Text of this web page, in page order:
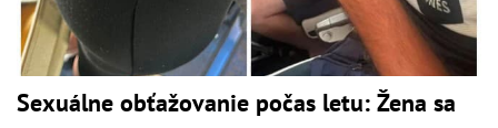
Sexuálne obťažovanie počas letu: Žena sa